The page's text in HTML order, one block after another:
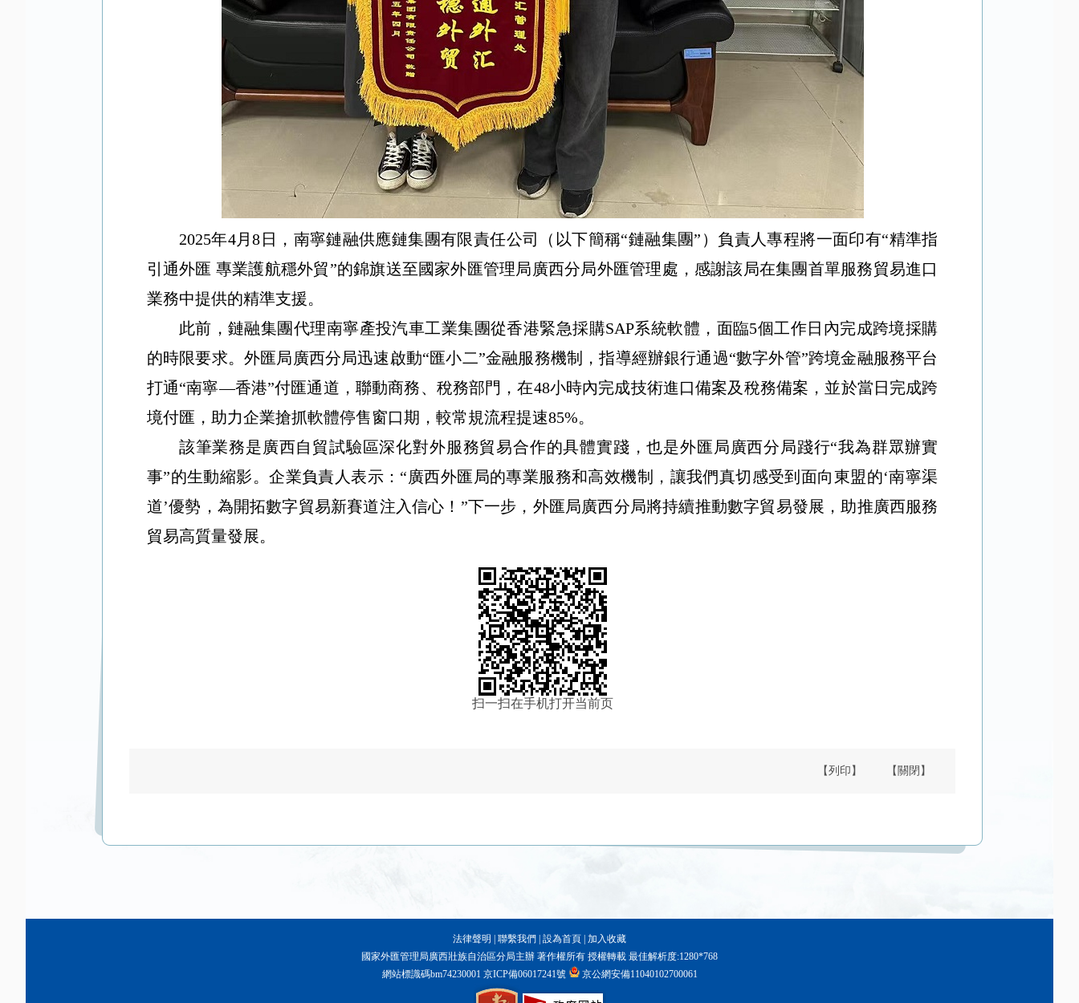
2025年4月8日，南寧鏈融供應鏈集團有限責任公司（以下簡稱“鏈融集團”） 負責人專程將一面印有“精準指
引通外匯 專業護航穩外貿”的錦旗送至國家外匯管理局廣西分局外匯管理處 ，感謝該局在集團首單服務貿易進口
業務中提供的精準支援。
此前，鏈融集團代理南寧產投汽車工業集團從香港緊急採購SAP系統軟體，面臨5個工作日 內完成跨境採購
的時限要求。外匯局廣西分局迅速啟動“匯小二”金融服務機制 ，指導經辦銀行通過“數字外管”跨境金融服務平台
打通“南寧—香港”付匯通道，聯動商務、稅務部門 ，在48小時內完成技術進口備案及稅務備案， 並於當日完成跨
境付匯，助力企業搶抓軟體停售窗口期，較常規流程提速85%。
該筆業務是廣西自貿試驗區深化對外服務貿易合作的具體實踐，也是外匯局廣西分局踐行“我為群眾辦實
事”的生動縮影。企業負責人表示：“廣西外匯局的專業服務和高效機制，讓我們真切感受到面向東盟的‘南寧渠
道’優勢，為開拓數字貿易新賽道注入信心！”下一步 ， 外匯局廣西分局將持續推動數字貿易發展， 助推廣西服務
貿易高質量發展。
扫一扫在手机打开当前页
【列印】 【關閉】
法律聲明 聯繫我們 設為首頁 加入收藏
國家外匯管理局廣西壯族自治區分局主辦 著作權所有 授權轉載 最佳解析度:1280*768
網站標識碼bm74230001京ICP備06017241號 京公網安備11040102700061